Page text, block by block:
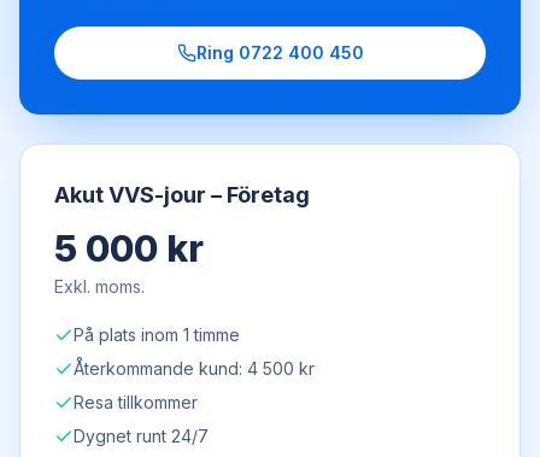
Ring 0722 400 450
Akut VVS-jour – Företag
5 000 kr
Exkl. moms.
På plats inom 1 timme
Återkommande kund: 4 500 kr
Resa tillkommer
Dygnet runt 24/7